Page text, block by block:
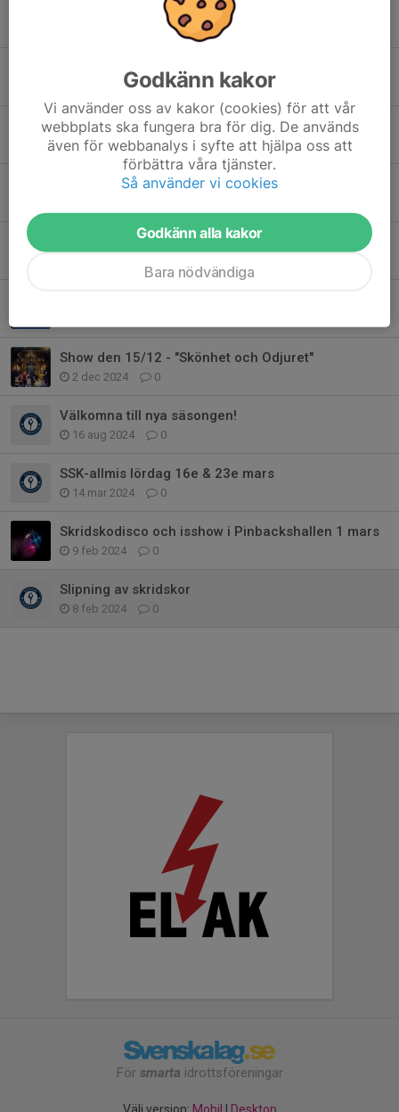
SSK startar motionsgrupp för tidigare konståkare
SSK Allmis i B hallen 11/10
9 okt 2025 0
Sigtunaexpressen kommer till Märsta 7/12
28 sep 2025 0
Fritidskortet
SSK deltar i Idrottsdagen den 14 april
Show den 15/12 - "Skönhet och Odjuret"
2 dec 2024 0
Välkomna till nya säsongen!
16 aug 2024 0
SSK-allmis lördag 16e & 23e mars
14 mar 2024 0
Skridskodisco och isshow i Pinbackshallen 1 mars
9 feb 2024 0
Slipning av skridskor
8 feb 2024 0
För smarta idrottsföreningar
Välj version: Mobil | Desktop
Godkänn kakor
Vi använder oss av kakor (cookies) för att vår
webbplats ska fungera bra för dig. De används
även för webbanalys i syfte att hjälpa oss att
förbättra våra tjänster.
Så använder vi cookies
Godkänn alla kakor
Bara nödvändiga